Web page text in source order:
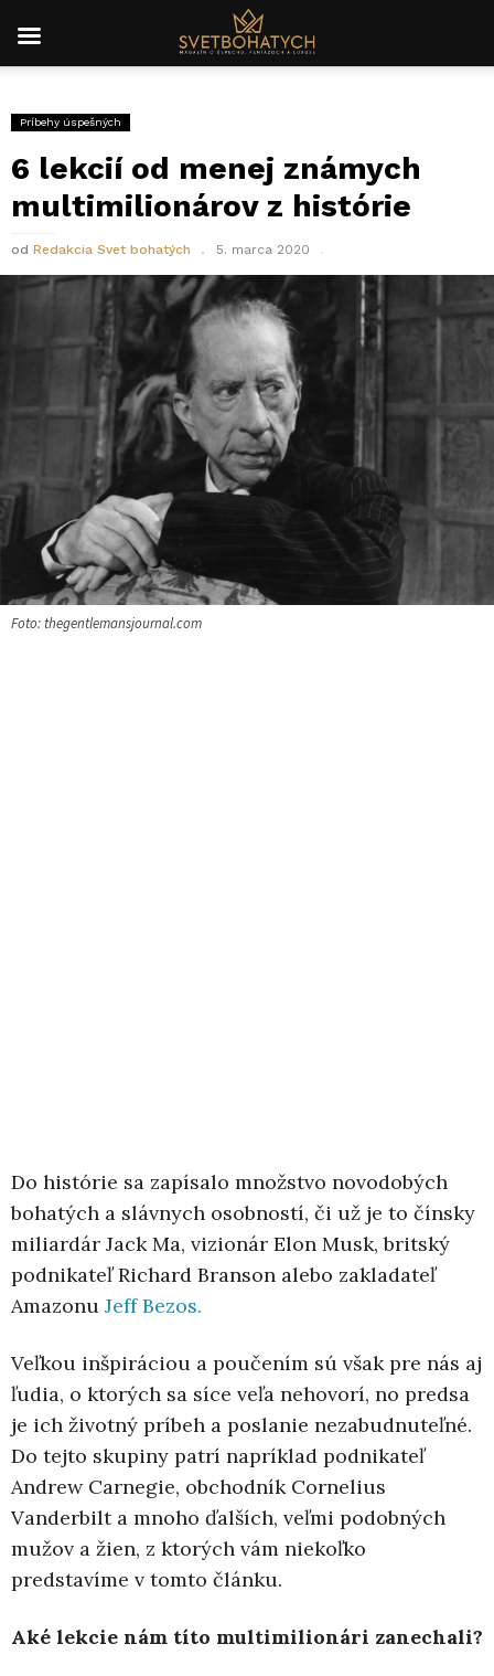
Príbehy úspešných
6 lekcií od menej známych
multimilionárov z histórie
od Redakcia Svet bohatých 5. marca 2020
Foto: thegentlemansjournal.com
Do histórie sa zapísalo množstvo novodobých
bohatých a slávnych osobností, či už je to čínsky
miliardár Jack Ma, vizionár Elon Musk, britský
podnikateľ Richard Branson alebo zakladateľ
Amazonu Jeff Bezos.
Veľkou inšpiráciou a poučením sú však pre nás aj
ľudia, o ktorých sa síce veľa nehovorí, no predsa
je ich životný príbeh a poslanie nezabudnuteľné.
Do tejto skupiny patrí napríklad podnikateľ
Andrew Carnegie, obchodník Cornelius
Vanderbilt a mnoho ďalších, veľmi podobných
mužov a žien, z ktorých vám niekoľko
predstavíme v tomto článku.
Aké lekcie nám títo multimilionári zanechali?